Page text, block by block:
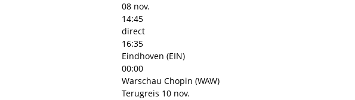
08 nov.
14:45
direct
16:35
Eindhoven (EIN)
00:00
Warschau Chopin (WAW)
Terugreis 10 nov.